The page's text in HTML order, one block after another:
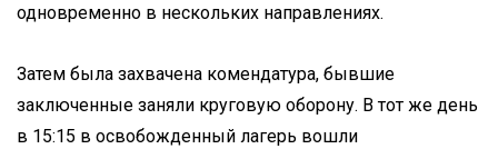
одновременно в нескольких направлениях.
Затем была захвачена комендатура, бывшие
заключенные заняли круговую оборону. В тот же день
в 15:15 в освобожденный лагерь вошли